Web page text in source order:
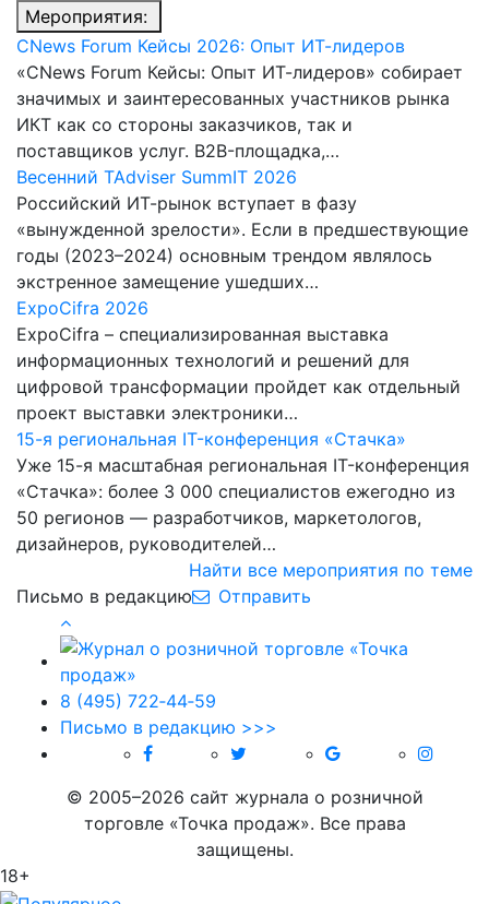
Мероприятия:
CNews Forum Кейсы 2026: Опыт ИТ-лидеров
«CNews Forum Кейсы: Опыт ИТ-лидеров» собирает
значимых и заинтересованных участников рынка
ИКТ как со стороны заказчиков, так и
поставщиков услуг. B2B-площадка,…
Весенний TAdviser SummIT 2026
Российский ИТ-рынок вступает в фазу
«вынужденной зрелости». Если в предшествующие
годы (2023–2024) основным трендом являлось
экстренное замещение ушедших…
ExpoCifra 2026
ExpoCifra – специализированная выставка
информационных технологий и решений для
цифровой трансформации пройдет как отдельный
проект выставки электроники…
15-я региональная IT-конференция «Стачка»
Уже 15-я масштабная региональная IT-конференция
«Стачка»: более 3 000 специалистов ежегодно из
50 регионов — разработчиков, маркетологов,
дизайнеров, руководителей…
Найти все мероприятия по теме
Письмо в редакцию
Отправить
8 (495) 722‑44‑59
Письмо в редакцию >>>
© 2005–2026 сайт журнала о розничной
торговле «Точка продаж». Все права
защищены.
18+